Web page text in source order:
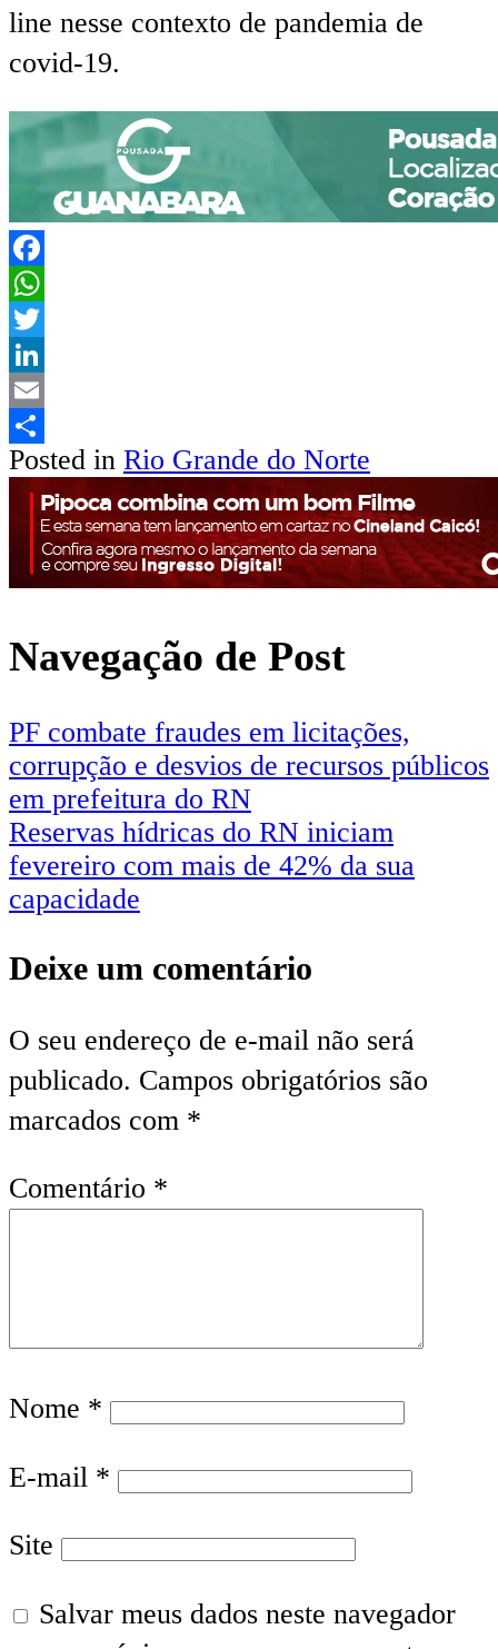
line nesse contexto de pandemia de
covid-19.
Facebook
WhatsApp
Twitter
LinkedIn
Email
Share
Posted in Rio Grande do Norte
Navegação de Post
PF combate fraudes em licitações,
corrupção e desvios de recursos públicos
em prefeitura do RN
Reservas hídricas do RN iniciam
fevereiro com mais de 42% da sua
capacidade
Deixe um comentário
O seu endereço de e-mail não será
publicado. Campos obrigatórios são
marcados com *
Comentário *
Nome *
E-mail *
Site
Salvar meus dados neste navegador